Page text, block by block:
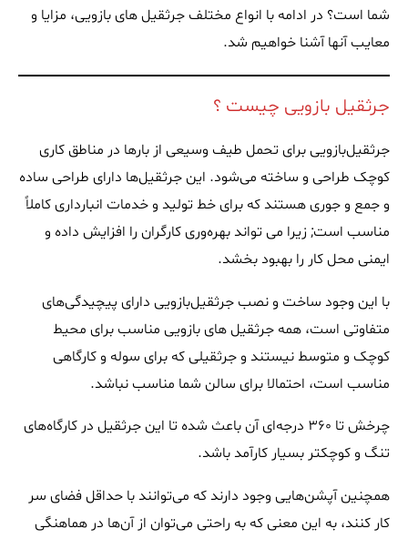
شما است؟ در ادامه با انواع مختلف جرثقیل های بازویی، مزایا و
معایب آنها آشنا خواهیم شد.
جرثقیل بازویی چیست ؟
جرثقیل‌بازویی برای تحمل طیف وسیعی از بارها در مناطق کاری
کوچک طراحی و ساخته می‌شود. این جرثقیل‌ها دارای طراحی ساده
و جمع و جوری هستند که برای خط تولید و خدمات انبارداری کاملاً
مناسب است; زیرا می تواند بهره‌وری کارگران را افزایش داده و
ایمنی محل کار را بهبود بخشد.
با این وجود ساخت و نصب جرثقیل‌بازویی دارای پیچیدگی‌های
متفاوتی است، همه جرثقیل های بازویی مناسب برای محیط
کوچک و متوسط نیستند و جرثقیلی که برای سوله و کارگاهی
مناسب است‌، احتمالا برای سالن شما مناسب نباشد.
چرخش تا 360 درجه‌ای آن باعث شده تا این جرثقیل در کارگاه‌های
تنگ و کوچکتر بسیار کارآمد باشد.
همچنین آپشن‌هایی وجود دارند که می‌توانند با حداقل فضای سر
کار کنند، به این معنی که به راحتی می‌توان از آن‌ها در هماهنگی